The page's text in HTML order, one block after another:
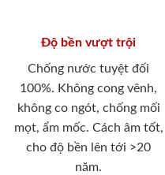
Độ bền vượt trội
Chống nước tuyệt đối
100%. Không cong vênh,
không co ngót, chống mối
mọt, ẩm mốc. Cách âm tốt,
cho độ bền lên tới >20
năm.